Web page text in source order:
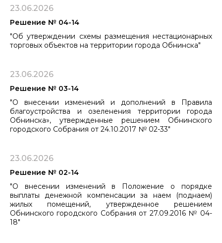
23.06.2026
Решение № 04-14
"Об утверждении схемы размещения нестационарных
торговых объектов на территории города Обнинска"
23.06.2026
Решение № 03-14
"О внесении изменений и дополнений в Правила
благоустройства и озеленения территории города
Обнинска», утвержденные решением ​​​​​​​Обнинского
городского Собрания от 24.10.2017 № 02-33"
23.06.2026
Решение № 02-14
"О внесении изменений в Положение о порядке
выплаты денежной компенсации за наем (поднаем)
жилых помещений, утвержденное решением
Обнинского городского Собрания от 27.09.2016 № 04-
18"